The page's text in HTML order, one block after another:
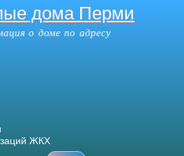
к дома Перми
о доме по адресу
ЖКХ